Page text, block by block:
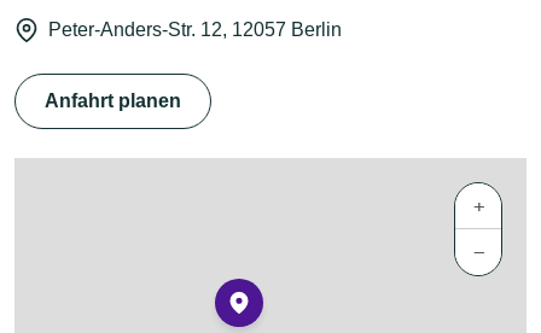
Peter-Anders-Str. 12, 12057 Berlin
Anfahrt planen
+
−